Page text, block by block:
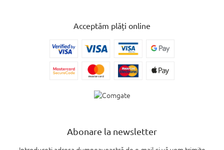
Acceptăm plăți online
Abonare la newsletter